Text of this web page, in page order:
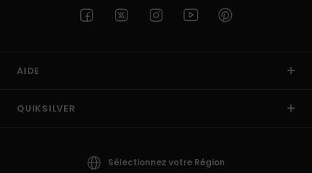
AIDE
QUIKSILVER
Sélectionnez votre Région